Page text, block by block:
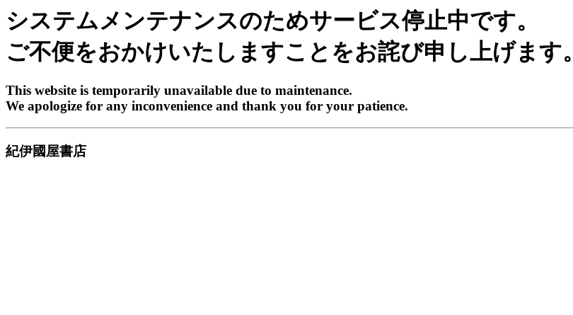
システムメンテナンスのためサービス停止中です。
ご不便をおかけいたしますことをお詫び申し上げます。
This website is temporarily unavailable due to maintenance.
We apologize for any inconvenience and thank you for your patience.
紀伊國屋書店